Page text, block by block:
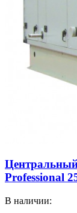
Professional
В наличии: